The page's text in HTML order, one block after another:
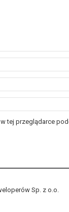
tej przeglądarce
Sp. z o.o.